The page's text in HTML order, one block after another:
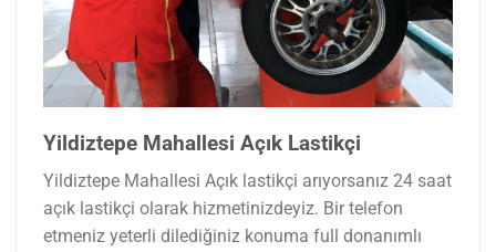
Yildiztepe Mahallesi Açık Lastikçi
Yildiztepe Mahallesi Açık lastikçi arıyorsanız 24 saat
açık lastikçi olarak hizmetinizdeyiz. Bir telefon
etmeniz yeterli dilediğiniz konuma full donanımlı